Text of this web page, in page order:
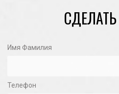
Имя Фамилия
Телефон